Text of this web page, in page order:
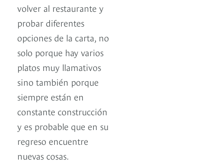
volver al restaurante y
probar diferentes
opciones de la carta, no
solo porque hay varios
platos muy llamativos
sino también porque
siempre están en
constante construcción
y es probable que en su
regreso encuentre
nuevas cosas.